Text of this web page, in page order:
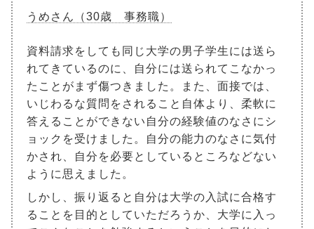
うめさん（30歳 事務職）
資料請求をしても同じ大学の男子学生には送ら
れてきているのに、自分には送られてこなかっ
たことがまず傷つきました。また、面接では、
いじわるな質問をされること自体より、柔軟に
答えることができない自分の経験値のなさにシ
ョックを受けました。自分の能力のなさに気付
かされ、自分を必要としているところなどない
ように思えました。
しかし、振り返ると自分は大学の入試に合格す
ることを目的としていただろうか、大学に入っ